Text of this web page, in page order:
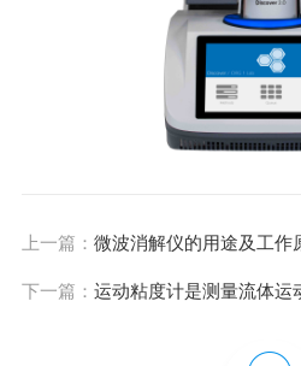
上一篇： 微波消解仪的用途及工作
下一篇： 运动粘度计是测量流体运